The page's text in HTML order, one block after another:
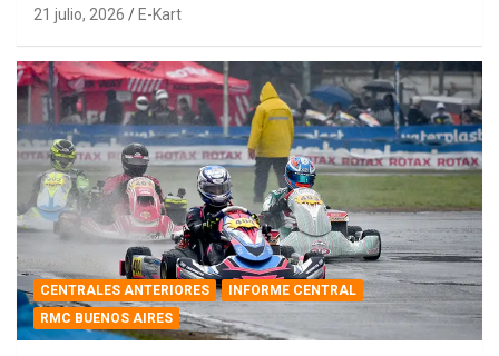
21 julio, 2026 E-Kart
CENTRALES ANTERIORES
INFORME CENTRAL
RMC BUENOS AIRES